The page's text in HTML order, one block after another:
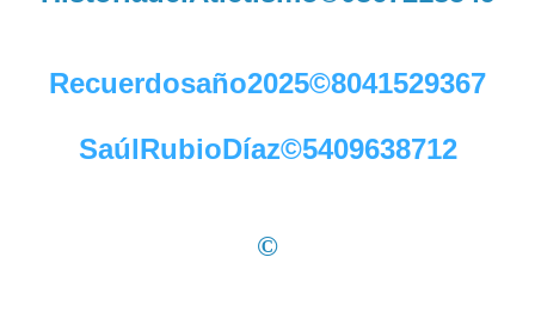
Recuerdosaño2025©8041529367
SaúlRubioDíaz©5409638712
©